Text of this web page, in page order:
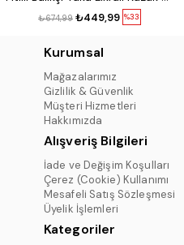
%33
₺449,99
₺674,99
Kurumsal
Mağazalarımız
Gizlilik & Güvenlik
Müşteri Hizmetleri
Hakkımızda
Alışveriş Bilgileri
İade ve Değişim Koşulları
Çerez (Cookie) Kullanımı
Mesafeli Satış Sözleşmesi
Üyelik İşlemleri
Kategoriler